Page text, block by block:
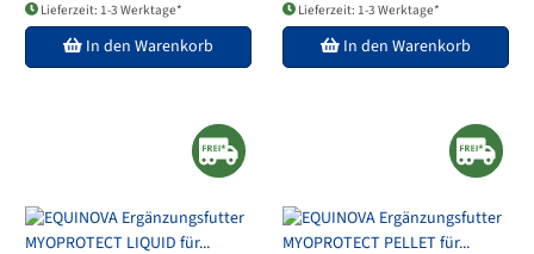
Lieferzeit: 1-3 Werktage*
In den Warenkorb
Lieferzeit: 1-3 Werktage*
In den Warenkorb